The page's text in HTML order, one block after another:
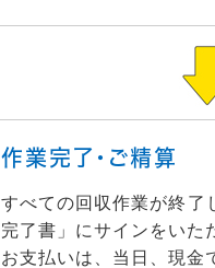
作業完了・ご精算
すべての回収作業が終了
完了書」にサインをいた
お支払いは、当日、現金